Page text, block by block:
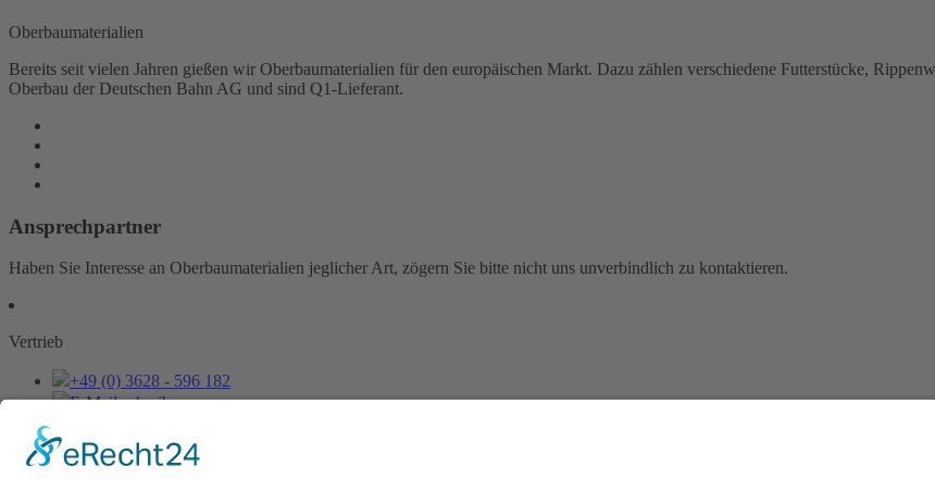
Oberbaumaterialien
Bereits seit vielen Jahren gießen wir Oberbaumaterialien für den europäischen Markt. Dazu zählen verschiedene Futterstücke,
Oberbau der Deutschen Bahn AG und sind Q1-Lieferant.
Ansprechpartner
Haben Sie Interesse an Oberbaumaterialien jeglicher Art, zögern Sie bitte nicht uns unverbindlich zu kontaktieren.
Vertrieb
+49 (0) 3628 - 596 182
E-Mail schreiben